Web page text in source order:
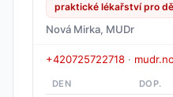
praktické lékařství pro
Nová Mirka, MUDr
+420725722718 ·
DEN DOP.